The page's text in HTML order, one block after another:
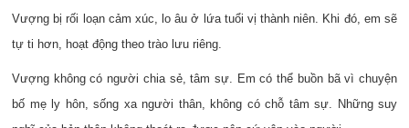
Vượng bị rối loạn cảm xúc, lo âu ở lứa tuổi vị thành niên. Khi đó, em sẽ
tự ti hơn, hoạt động theo trào lưu riêng.
Vượng không có người chia sẻ, tâm sự. Em có thể buồn bã vì chuyện
bố mẹ ly hôn, sống xa người thân, không có chỗ tâm sự. Những suy